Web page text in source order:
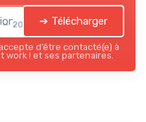
2026 ➔ Télécharger
d’être contacté(e) à
work ! et ses partenaires.